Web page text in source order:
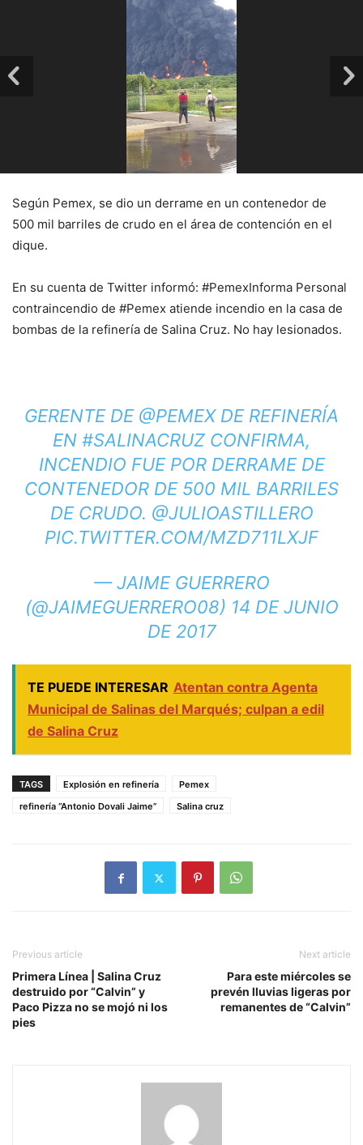
Según Pemex, se dio un derrame en un contenedor de
500 mil barriles de crudo en el área de contención en el
dique.
En su cuenta de Twitter informó: #PemexInforma Personal
contraincendio de #Pemex atiende incendio en la casa de
bombas de la refinería de Salina Cruz. No hay lesionados.
GERENTE DE @PEMEXDE REFINERÍA
EN #SALINACRUZ CONFIRMA,
INCENDIO FUE POR DERRAME DE
CONTENEDOR DE 500 MIL BARRILES
DE CRUDO. @JULIOASTILLERO
PIC.TWITTER.COM/MZD711LXJF
— JAIME GUERRERO
(@JAIMEGUERRERO08) 14 DE JUNIO
DE 2017
TE PUEDE INTERESAR Atentan contra Agenta
Municipal de Salinas del Marqués; culpan a edil
de Salina Cruz
TAGS Explosión en refinería
Pemex
refinería “Antonio Dovali Jaime”
Salina cruz
Previous article
Primera Línea | Salina Cruz
destruido por “Calvin” y
Paco Pizza no se mojó ni los
pies
Next article
Para este miércoles se
prevén lluvias ligeras por
remanentes de “Calvin”